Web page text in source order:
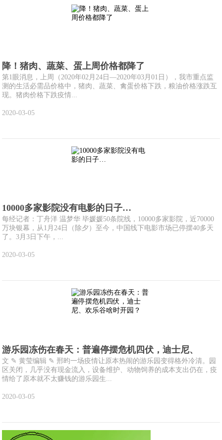
降！猪肉、蔬菜、蛋上周价格都降了
第1眼消息，上周（2020年02月24日—2020年03月01日），我市重点监
测的生活必需品价格中，猪肉、蔬菜、禽蛋价格下跌，粮油价格涨跌互
现。猪肉价格下跌疫情...
2020-03-05
10000多家影院没有电影的日子…
每经记者：丁舟洋 温梦华 毕媛媛50条院线，10000多家影院，近70000
万块银幕，从1月24日（除夕）至今，中国线下电影市场已停摆40多天
了。3月3日下午，...
2020-03-05
游乐园冻伤在春天：普遍停摆危机四伏，迪士尼、
文 ✎ 黄莹编辑 ✎ 邢昀一场疫情让原本热闹的游乐园变得格外冷清。园
区关闭，几乎没有现金流入，设备维护、动物饲养的成本支出仍在，疫
情给了原本就不太赚钱的游乐园生...
2020-03-05